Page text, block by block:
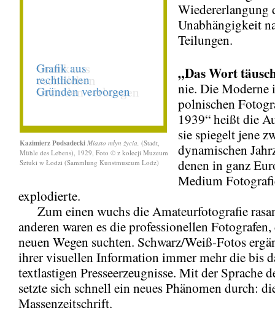
Kazimierz Podsadecki Miasto młyn życia, (Stadt,
Mühle des Lebens), 1929, Foto © z kolecji Muzeum
Sztuki w Łodzi (Sammlung Kunstmuseum Lodz)
Wiedererlangung
Unabhängigkeit
Teilungen.
„Das Wort
nie. Die Moderne
polnischen
1939“ heißt die
sie spiegelt jene
dynamischen
denen in ganz
Medium
explodierte.
Zum einen wuchs die Amateurfotografie
anderen waren es die professionellen
neuen Wegen suchten. Schwarz/Weiß-Fotos
ihrer visuellen Information immer mehr die bis
textlastigen Presseerzeugnisse. Mit der Sprache
setzte sich schnell ein neues Phänomen durch:
Massenzeitschrift.